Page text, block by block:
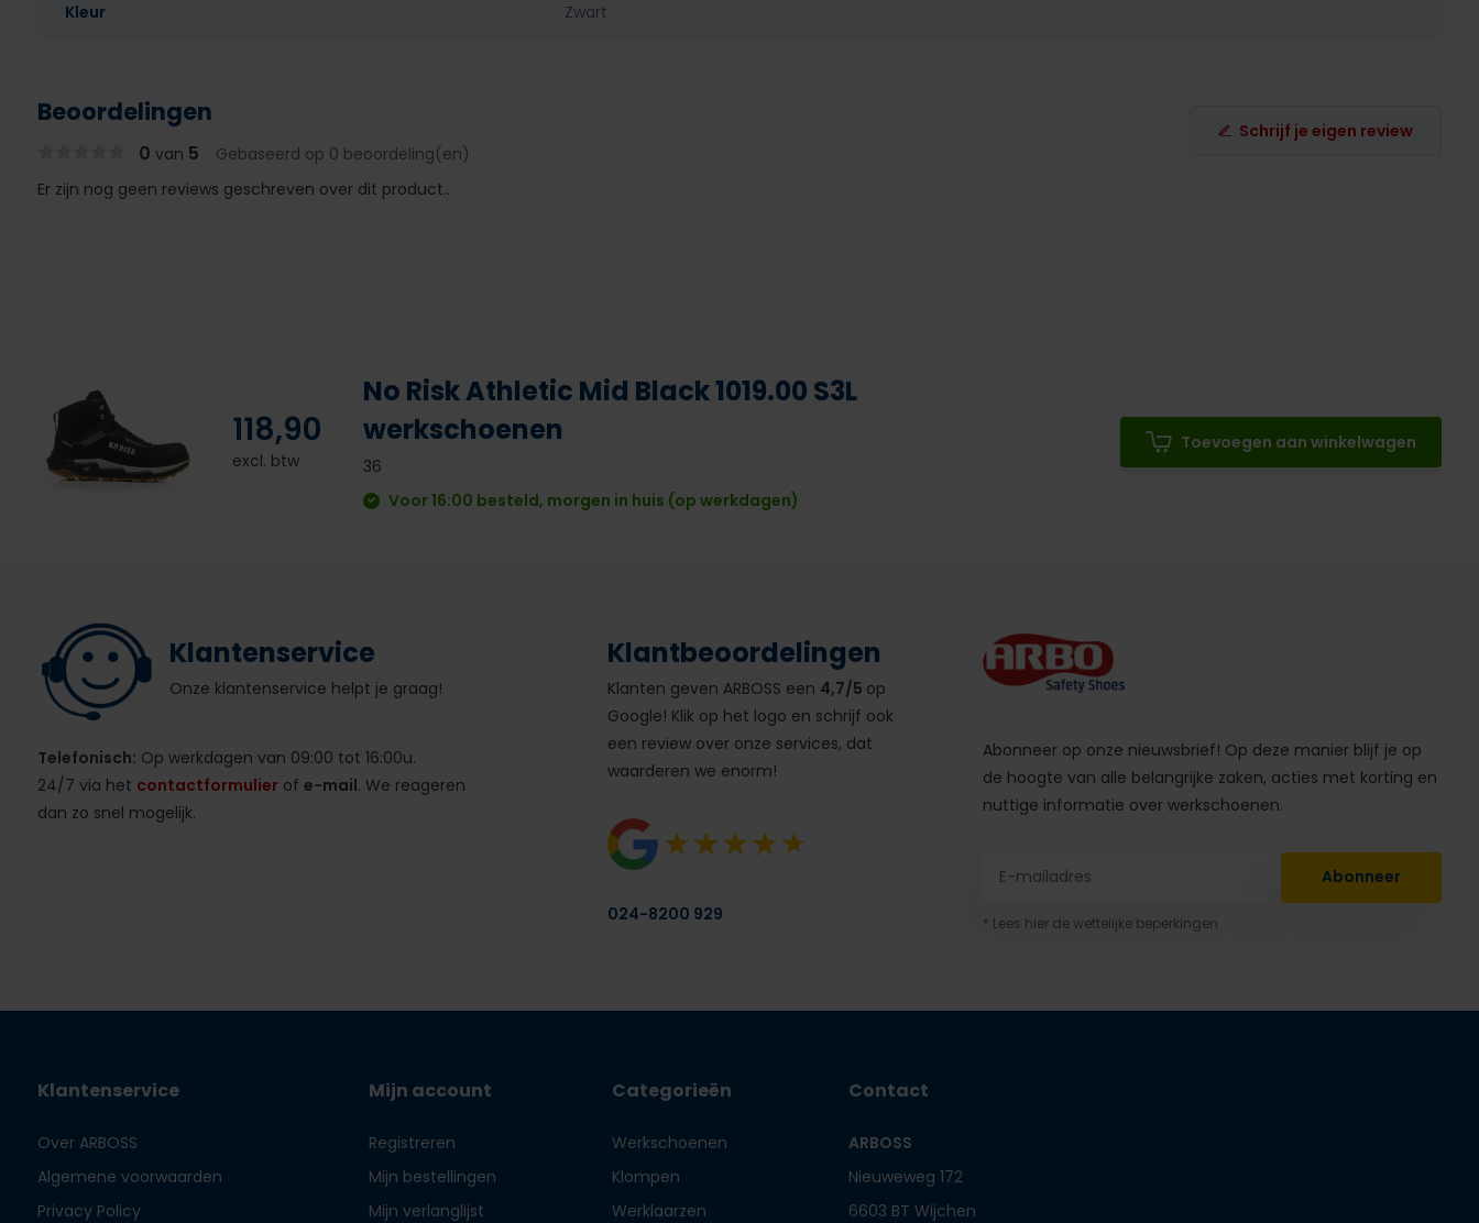
Kleur Zwart
Beoordelingen
0 van 5 Gebaseerd op 0 beoordeling(en)
Schrijf je eigen review
Er zijn nog geen reviews geschreven over dit product..
118,90
excl. btw
No Risk Athletic Mid Black 1019.00 S3L
werkschoenen
36
Voor 16:00 besteld, morgen in huis (op werkdagen)
Toevoegen aan winkelwagen
Klantenservice
Onze klantenservice helpt je graag!
Telefonisch: Op werkdagen van 09:00 tot 16:00u.
24/7 via het contactformulierof e-mail. We reageren
dan zo snel mogelijk.
Klantbeoordelingen
Klanten geven ARBOSS een 4,7/5 op
Google! Klik op het logo en schrijf ook
een review over onze services, dat
waarderen we enorm!
024-8200 929
Abonneer op onze nieuwsbrief! Op deze manier blijf je op
de hoogte van alle belangrijke zaken, acties met korting en
nuttige informatie over werkschoenen.
Abonneer
* Lees hier de wettelijke beperkingen
Klantenservice
Over ARBOSS
Algemene voorwaarden
Privacy Policy
Mijn account
Registreren
Mijn bestellingen
Mijn verlanglijst
Categorieën
Werkschoenen
Klompen
Werklaarzen
Contact
ARBOSS
Nieuweweg 172
6603 BT Wijchen